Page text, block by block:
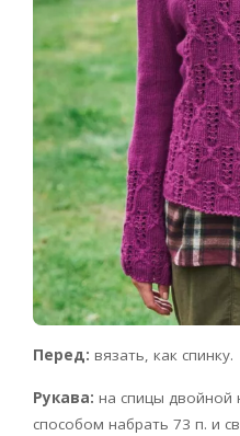
Перед: вязать, как спинку.
Рукава: на спицы двойной
способом набрать 73 п. и